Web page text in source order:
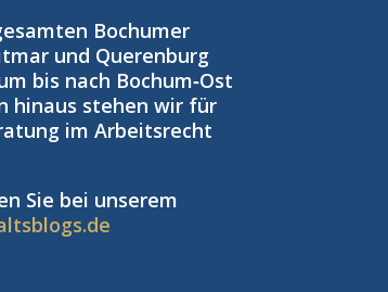
Bochumer
und Querenburg
bis nach Bochum‑Ost
hinaus stehen wir für
im Arbeitsrecht
Sie bei unserem